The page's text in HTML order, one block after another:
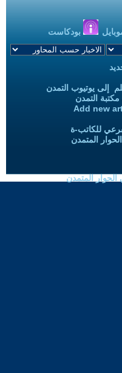
بودكاست
إلى يوتيوب التمدن
التمدن
Add new
للكاتب-ة
المتمدن
المتمدن